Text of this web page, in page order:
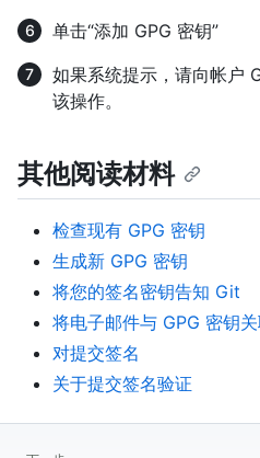
单击“添加 GPG 密钥”
如果系统提示，请向帐户
该操作。
其他阅读材料
检查现有 GPG 密钥
生成新 GPG 密钥
将您的签名密钥告知 Git
将电子邮件与 GPG 密钥
对提交签名
关于提交签名验证